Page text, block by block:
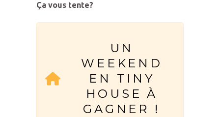
Ça vous tente?
UN
WEEKEND
EN TINY
HOUSE À
GAGNER !